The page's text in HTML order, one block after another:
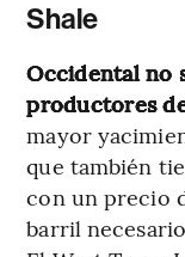
Shale
Occidental no
productores
mayor
que también
con un precio
barril